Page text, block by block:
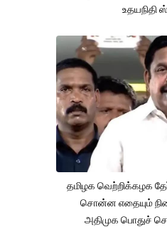
உதயநிதி
தமிழக வெற்றிக்கழக
சொன்ன எதையும்
அதிமுக பொதுச்